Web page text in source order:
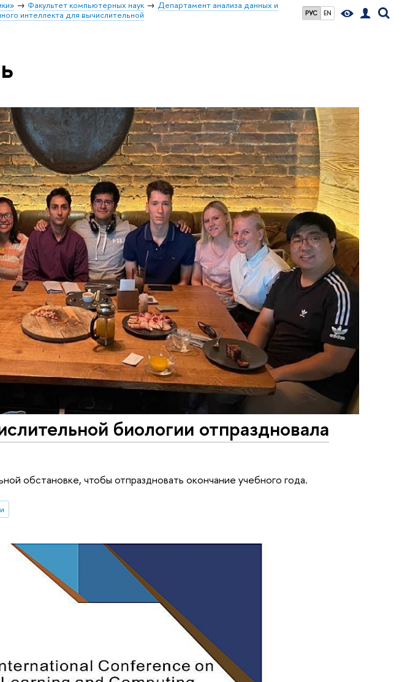
РУС EN
Факультет компьютерных наук
Департамент анализа данных и
интеллекта для вычислительной
биологии отпраздновала
обстановке, чтобы отпраздновать окончание учебного года.